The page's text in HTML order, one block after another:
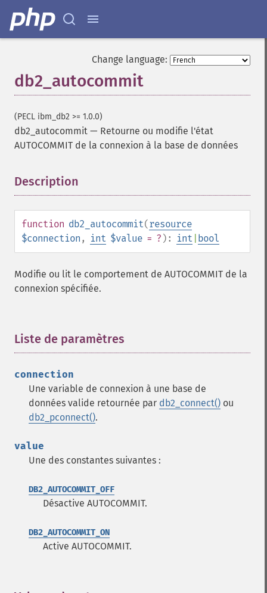
Change language:
db2_autocommit
(PECL ibm_db2 >= 1.0.0)
db2_autocommit — Retourne ou modifie l'état
AUTOCOMMIT de la connexion à la base de données
Description
function db2_autocommit(resource
$connection , int $value = ? ): int bool
Modifie ou lit le comportement de AUTOCOMMIT de la
connexion spécifiée.
Liste de paramètres
connection
Une variable de connexion à une base de
données valide retournée par db2_connect() ou
db2_pconnect().
value
Une des constantes suivantes :
DB2_AUTOCOMMIT_OFF
Désactive AUTOCOMMIT.
DB2_AUTOCOMMIT_ON
Active AUTOCOMMIT.